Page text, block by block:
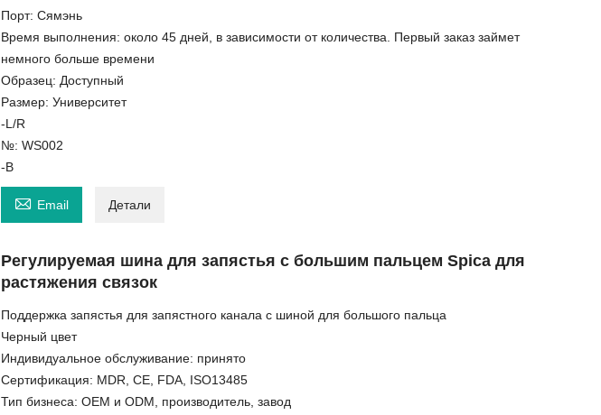
Порт: Сямэнь
Время выполнения: около 45 дней, в зависимости от количества. Первый заказ займет
немного больше времени
Образец: Доступный
Размер: Университет
-L/R
№: WS002
-B
 Email Детали
Регулируемая шина для запястья с большим пальцем Spica для
растяжения связок
Поддержка запястья для запястного канала с шиной для большого пальца
Черный цвет
Индивидуальное обслуживание: принято
Сертификация: MDR, CE, FDA, ISO13485
Тип бизнеса: OEM и ODM, производитель, завод